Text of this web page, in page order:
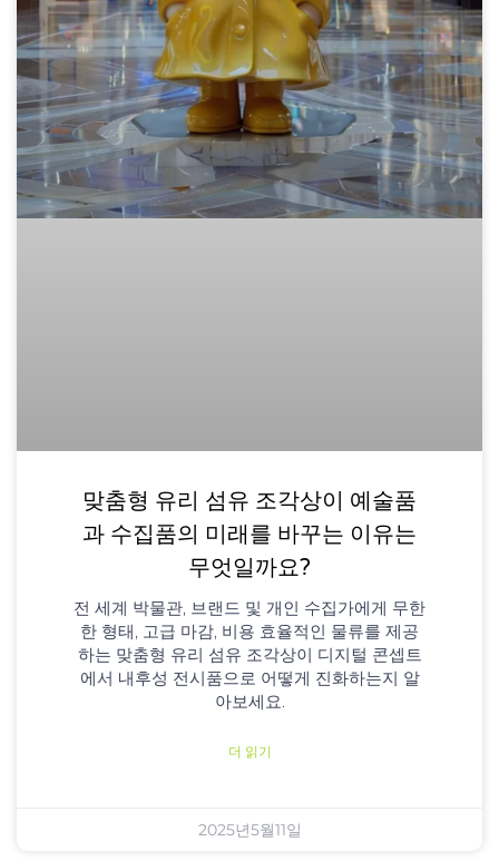
맞춤형 유리 섬유 조각상이 예술품
과 수집품의 미래를 바꾸는 이유는
무엇일까요?
전 세계 박물관, 브랜드 및 개인 수집가에게 무한
한 형태, 고급 마감, 비용 효율적인 물류를 제공
하는 맞춤형 유리 섬유 조각상이 디지털 콘셉트
에서 내후성 전시품으로 어떻게 진화하는지 알
아보세요.
더 읽기
2025년5월11일